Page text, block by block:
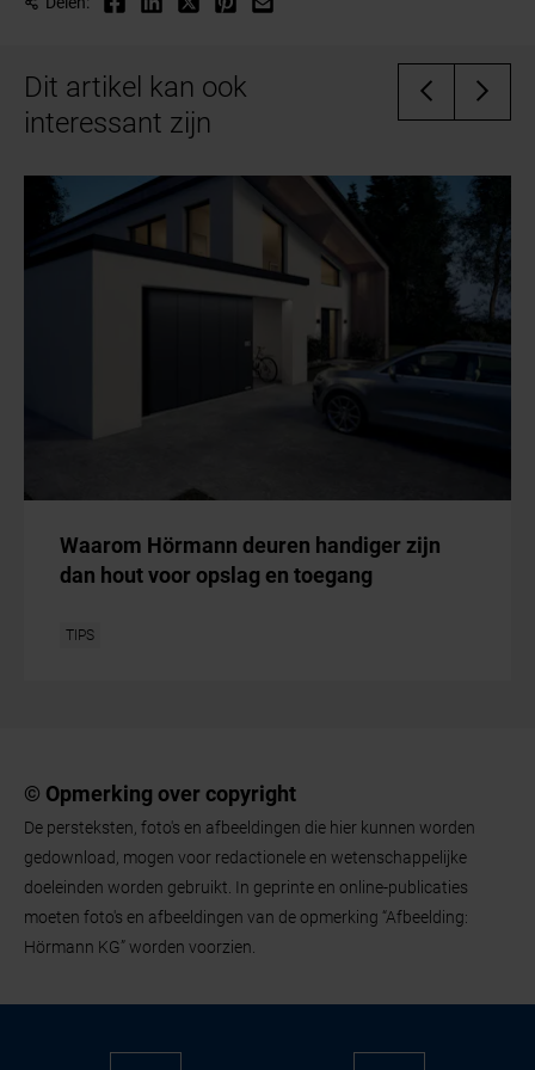
afhankelijk van het gebruik. Als u merkt dat de
afstandsbediening minder goed werkt of niet altijd
reageert, kan dit een teken zijn dat de batterijen
bijna leeg zijn en moeten worden vervangen.
Dit artikel kan ook
interessant zijn
Waarom Hörmann deuren handiger zijn
dan hout voor opslag en toegang
TIPS
© Opmerking over copyright
De persteksten, foto's en afbeeldingen die hier kunnen worden
gedownload, mogen voor redactionele en wetenschappelijke
doeleinden worden gebruikt. In geprinte en online-publicaties
moeten foto's en afbeeldingen van de opmerking “Afbeelding:
Hörmann KG” worden voorzien.